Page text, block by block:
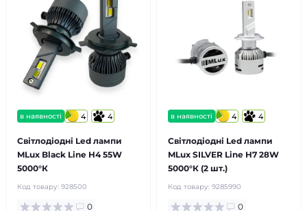
в наявності 4 4
Світлодіодні Led лампи
MLux Black Line H4 55W
5000°К
Код товару: 928500
0
в наявності 4 4
Світлодіодні Led лампи
MLux SILVER Line H7 28W
5000°К (2 шт.)
Код товару: 9285990
0